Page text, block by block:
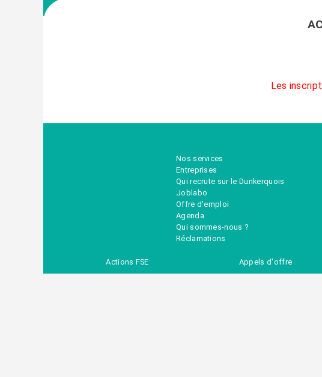
Les
Nos services
Entreprises
Qui recrute sur le Dunkerquois
Joblabo
Offre d'emploi
Agenda
Qui sommes-nous ?
Réclamations
Actions FSE Appels d'offre